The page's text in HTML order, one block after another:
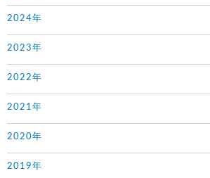
2024年
2023年
2022年
2021年
2020年
2019年